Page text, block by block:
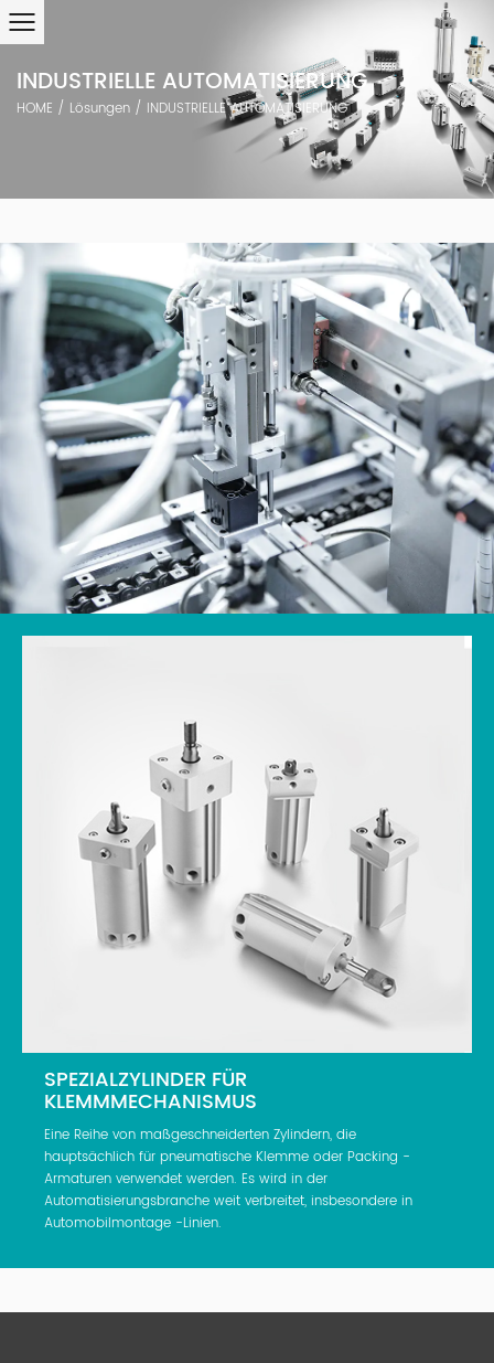
INDUSTRIELLE AUTOMATISIERUNG
HOME / Lösungen / INDUSTRIELLE AUTOMATISIERUNG
SPEZIALZYLINDER FÜR
KLEMMMECHANISMUS
Eine Reihe von maßgeschneiderten Zylindern, die
hauptsächlich für pneumatische Klemme oder Packing -
Armaturen verwendet werden. Es wird in der
Automatisierungsbranche weit verbreitet, insbesondere in
Automobilmontage -Linien.